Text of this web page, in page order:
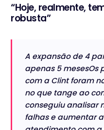
“Hoje, realmente,
robusta”
‍A expansão de 4
apenas 5 mesesOs
com a Clint foram
no que tange ao
conseguiu analisar
falhas e aumentar